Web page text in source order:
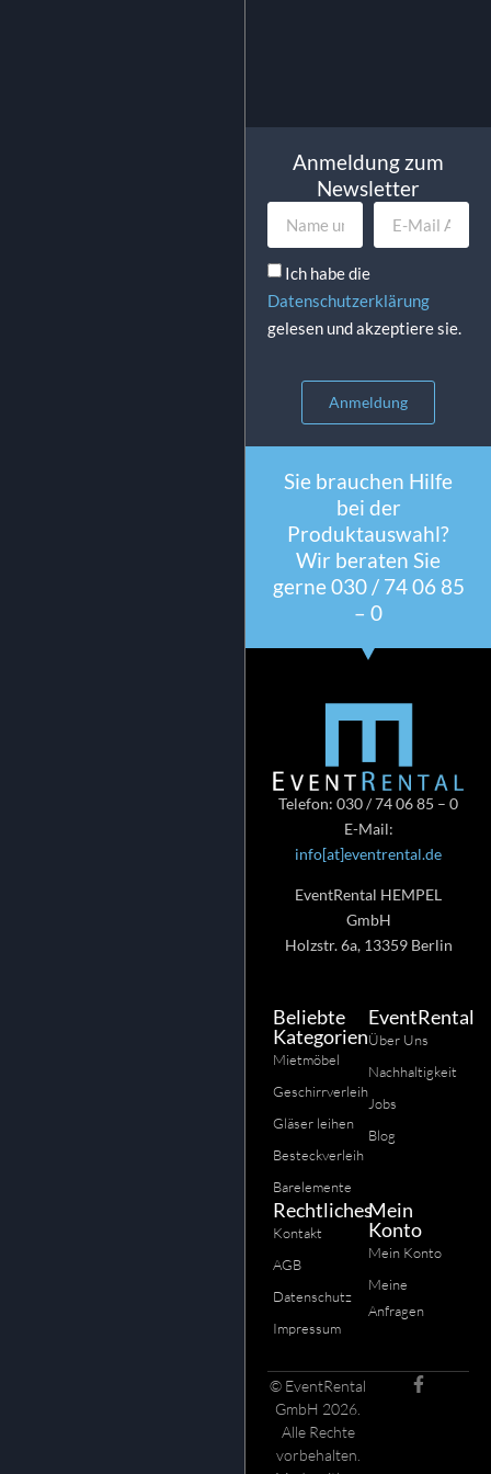
Anmeldung zum
Newsletter
Ich habe die
Datenschutzerklärung
gelesen und akzeptiere sie.
Anmeldung
Sie brauchen Hilfe
bei der
Produktauswahl?
Wir beraten Sie
gerne 030 / 74 06 85
– 0
Telefon: 030 / 74 06 85 – 0
E-Mail:
info[at]eventrental.de
EventRental HEMPEL
GmbH
Holzstr. 6a, 13359 Berlin
Beliebte
Kategorien
Mietmöbel
Geschirrverleih
Gläser leihen
Besteckverleih
Barelemente
EventRental
Über Uns
Nachhaltigkeit
Jobs
Blog
Rechtliches
Kontakt
AGB
Datenschutz
Impressum
Mein
Konto
Mein Konto
Meine
Anfragen
© EventRental
GmbH 2026.
Alle Rechte
vorbehalten.